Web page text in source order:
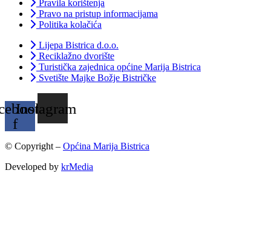
Pravila korištenja
Pravo na pristup informacijama
Politika kolačića
Lijepa Bistrica d.o.o.
Reciklažno dvorište
Turistička zajednica općine Marija Bistrica
Svetište Majke Božje Bistričke
f
Instagram
© Copyright – Općina Marija Bistrica
Developed by krMedia